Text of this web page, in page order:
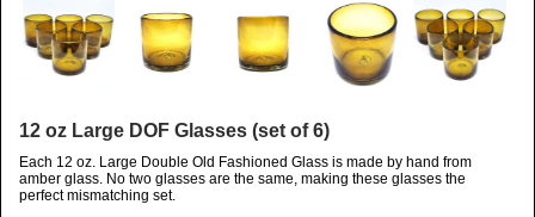
12 oz Large DOF Glasses (set of 6)
Each 12 oz. Large Double Old Fashioned Glass is made by hand from
amber glass. No two glasses are the same, making these glasses the
perfect mismatching set.